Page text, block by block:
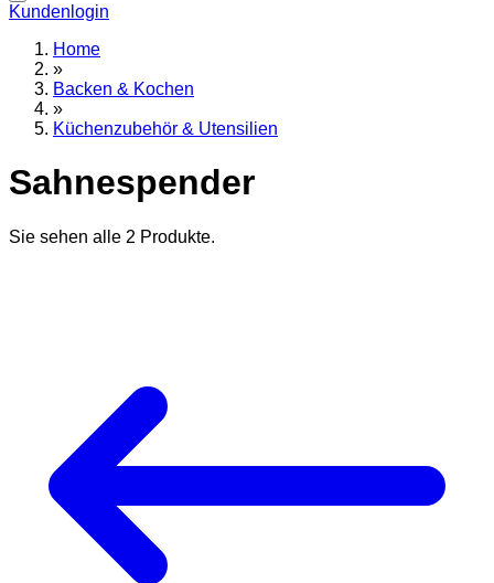
Kundenlogin
Home
»
Backen & Kochen
»
Küchenzubehör & Utensilien
Sahnespender
Sie sehen alle 2 Produkte.